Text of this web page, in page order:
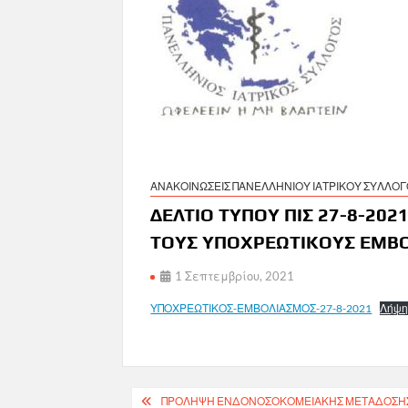
ΑΝΑΚΟΙΝΩΣΕΙΣ ΠΑΝΕΛΛΗΝΙΟΥ ΙΑΤΡΙΚΟΥ
ΔΕΛΤΙΟ ΤΥΠΟΥ ΠΙΣ 27-8-
ΤΟΥΣ ΥΠΟΧΡΕΩΤΙΚΟΥΣ
1 Σεπτεμβρίου, 2021
ΥΠΟΧΡΕΩΤΙΚΟΣ-ΕΜΒΟΛΙΑΣΜΟΣ-27-8-2021 Λήψη
Πλοήγηση
ΠΡΌΛΗΨΗ ΕΝΔΟΝΟΣΟΚΟΜΕΙΑΚΉΣ